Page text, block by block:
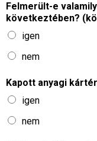
Felmerült-e
következtében?
igen
nem
Kapott anyagi
igen
nem